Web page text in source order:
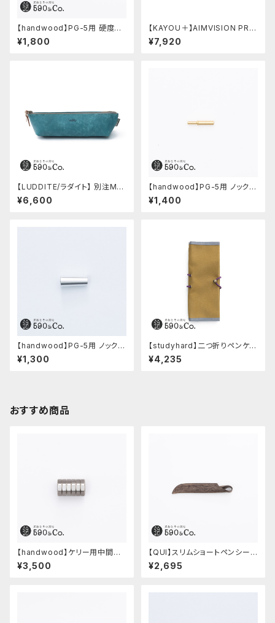
【handwood】PG-5用 硬度表
示窓 (超超ジュラルミン/楕円)
¥1,800
【KAYOU＋】AIMVISION PR
O/エイムビジョンプロ (チタニウ
ムゴールド)
¥7,920
【LUDDITE/ラダイト】 別注MAY
Aレザーボートペンケース (ター
キーブルー)
¥6,600
【handwood】PG-5用 ノックボ
タン (真鍮)
¥1,400
【handwood】PG-5用 ノック部
カバー (超超ジュラルミン)
¥1,300
【studyhard】二つ折りペンケー
ス ミニマムコンパクトサイズ
(カーキ)
¥4,235
おすすめ商品
【handwood】ケリー用中間パ
ーツ/カスタムグリップ (八角形/
ステンレス)
¥3,500
【QUI】スリムショートペンシー
ス・クードゥー (ストーン)
¥2,695